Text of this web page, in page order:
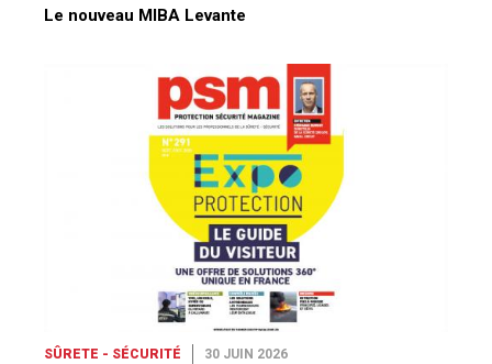
Le nouveau MIBA Levante
SÛRETE - SÉCURITÉ 30 JUIN 2026